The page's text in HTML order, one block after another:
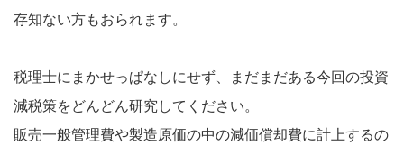
存知ない方もおられます。
税理士にまかせっぱなしにせず、まだまだある今回の投資
減税策をどんどん研究してください。
販売一般管理費や製造原価の中の減価償却費に計上するの